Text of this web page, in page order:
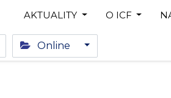
AKTUALITY O ICF
Online